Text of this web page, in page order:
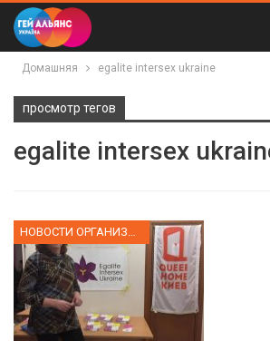
Домашняя egalite intersex ukraine
просмотр тегов
egalite intersex